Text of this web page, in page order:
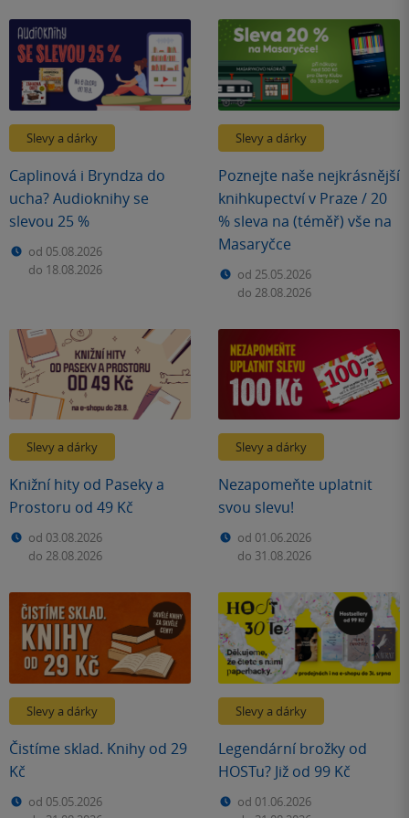
Slevy a dárky
Caplinová i Bryndza do
ucha? Audioknihy se
slevou 25 %
od 05.08.2026
do 18.08.2026
Slevy a dárky
Poznejte naše nejkrásnější
knihkupectví v Praze / 20
% sleva na (téměř) vše na
Masaryčce
od 25.05.2026
do 28.08.2026
Slevy a dárky
Knižní hity od Paseky a
Prostoru od 49 Kč
od 03.08.2026
do 28.08.2026
Slevy a dárky
Nezapomeňte uplatnit
svou slevu!
od 01.06.2026
do 31.08.2026
Slevy a dárky
Čistíme sklad. Knihy od 29
Kč
od 05.05.2026
Slevy a dárky
Legendární brožky od
HOSTu? Již od 99 Kč
od 01.06.2026